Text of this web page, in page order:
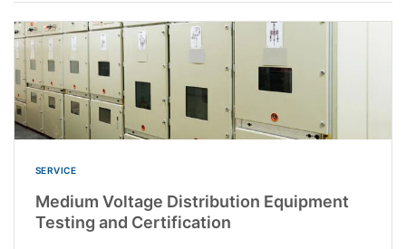
SERVICE
Medium Voltage Distribution Equipment
Testing and Certification